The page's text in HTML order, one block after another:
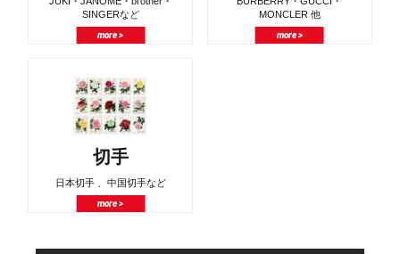
SINGERなど
more >
MONCLER 他
more >
切手
日本切手 、中国切手など
more >